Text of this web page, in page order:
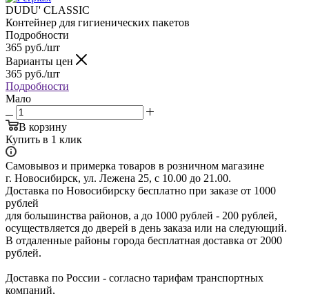
DUDU' CLASSIC
Контейнер для гигиенических пакетов
Подробности
365 руб./шт
Варианты цен
365 руб./шт
Подробности
Мало
В корзину
Купить в 1 клик
Самовывоз и примерка товаров в розничном магазине
г. Новосибирск, ул. Лежена 25, с 10.00 до 21.00.
Доставка по Новосибирску бесплатно при заказе от 1000
рублей
для большинства районов, а до 1000 рублей - 200 рублей,
осуществляется до дверей в день заказа или на следующий.
В отдаленные районы города бесплатная доставка от 2000
рублей.
Доставка по России - согласно тарифам транспортных
компаний,